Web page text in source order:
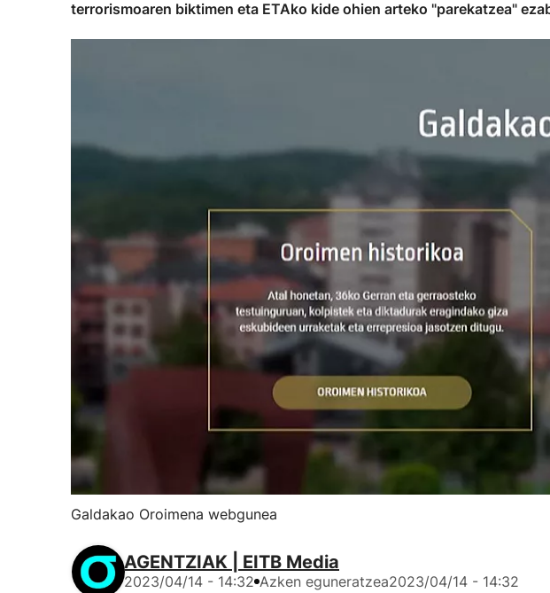
terrorismoaren biktimen eta ETAko kide ohien arteko "parekatzea"
Galdakao Oroimena webgunea
AGENTZIAK | EITB Media
2023/04/14 - 14:32 Azken eguneratzea2023/04/14 - 14:32